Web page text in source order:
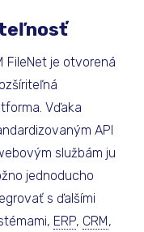
FileNet je otvorená
Vďaka
API
službám ju
jednoducho
s ďalšími
ERP, CRM,